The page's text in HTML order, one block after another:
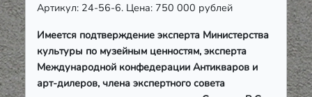
Артикул: 24-56-6. Цена: 750 000 рублей
Имеется подтверждение эксперта Министерства
культуры по музейным ценностям, эксперта
Международной конфедерации Антикваров и
арт-дилеров, члена экспертного совета